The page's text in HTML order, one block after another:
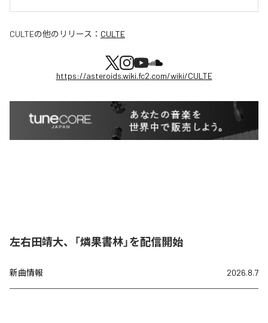
CULTEの他のリリース： CULTE
https://asteroids.wiki.fc2.com/wiki/CULTE
左右田靖大、「燐果書林」を配信開始
新曲情報 2026.8.7